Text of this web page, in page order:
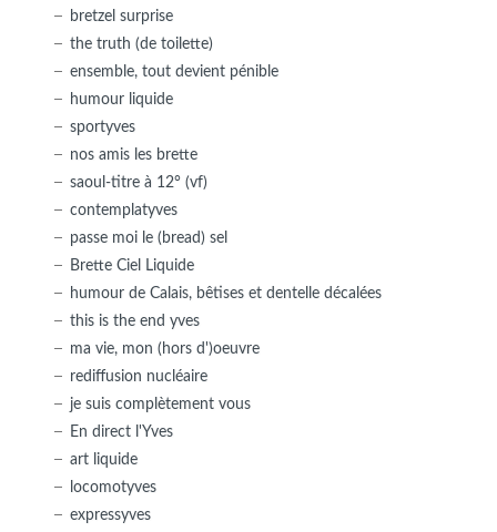
bretzel surprise
the truth (de toilette)
ensemble, tout devient pénible
humour liquide
sportyves
nos amis les brette
saoul-titre à 12° (vf)
contemplatyves
passe moi le (bread) sel
Brette Ciel Liquide
humour de Calais, bêtises et dentelle décalées
this is the end yves
ma vie, mon (hors d')oeuvre
rediffusion nucléaire
je suis complètement vous
En direct l'Yves
art liquide
locomotyves
expressyves